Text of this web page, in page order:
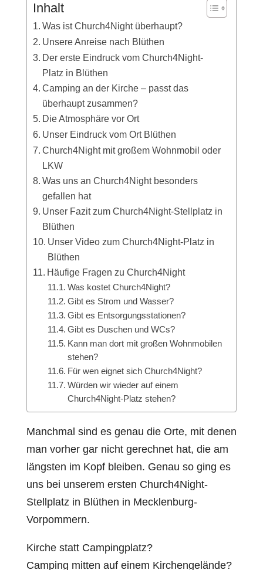
Inhalt
Was ist Church4Night überhaupt?
Unsere Anreise nach Blüthen
Der erste Eindruck vom Church4Night-
Platz in Blüthen
Camping an der Kirche – passt das
überhaupt zusammen?
Die Atmosphäre vor Ort
Unser Eindruck vom Ort Blüthen
Church4Night mit großem Wohnmobil oder
LKW
Was uns an Church4Night besonders
gefallen hat
Unser Fazit zum Church4Night-Stellplatz in
Blüthen
Unser Video zum Church4Night-Platz in
Blüthen
Häufige Fragen zu Church4Night
Was kostet Church4Night?
Gibt es Strom und Wasser?
Gibt es Entsorgungsstationen?
Gibt es Duschen und WCs?
Kann man dort mit großen Wohnmobilen
stehen?
Für wen eignet sich Church4Night?
Würden wir wieder auf einem
Church4Night-Platz stehen?
Manchmal sind es genau die Orte, mit denen
man vorher gar nicht gerechnet hat, die am
längsten im Kopf bleiben. Genau so ging es
uns bei unserem ersten Church4Night-
Stellplatz in Blüthen in Mecklenburg-
Vorpommern.
Kirche statt Campingplatz?
Camping mitten auf einem Kirchengelände?